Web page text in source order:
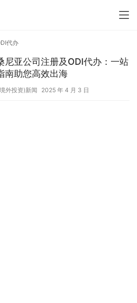
代办
尼亚公司注册及ODI代办：一站
南助您高效出海
外投资)新闻 2025 年 4 月 3 日